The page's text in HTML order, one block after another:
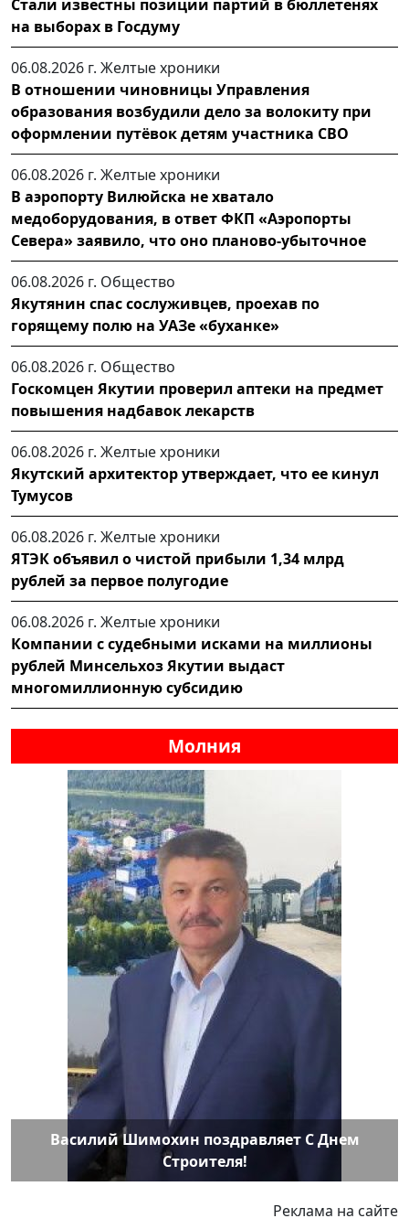
Стали известны позиции партий в бюллетенях
на выборах в Госдуму
06.08.2026 г. Желтые хроники
В отношении чиновницы Управления
образования возбудили дело за волокиту при
оформлении путёвок детям участника СВО
06.08.2026 г. Желтые хроники
В аэропорту Вилюйска не хватало
медоборудования, в ответ ФКП «Аэропорты
Севера» заявило, что оно планово-убыточное
06.08.2026 г. Общество
Якутянин спас сослуживцев, проехав по
горящему полю на УАЗе «буханке»
06.08.2026 г. Общество
Госкомцен Якутии проверил аптеки на предмет
повышения надбавок лекарств
06.08.2026 г. Желтые хроники
Якутский архитектор утверждает, что ее кинул
Тумусов
06.08.2026 г. Желтые хроники
ЯТЭК объявил о чистой прибыли 1,34 млрд
рублей за первое полугодие
06.08.2026 г. Желтые хроники
Компании с судебными исками на миллионы
рублей Минсельхоз Якутии выдаст
многомиллионную субсидию
Молния
Василий Шимохин поздравляет С Днем
Строителя!
Реклама на сайте